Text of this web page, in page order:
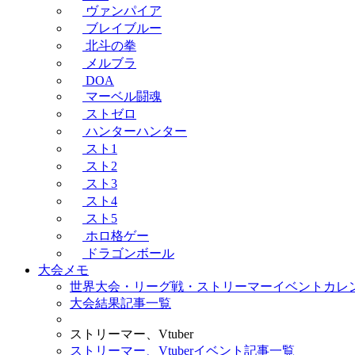
ヴァンパイア
ブレイブルー
北斗の拳
メルブラ
DOA
マーベル闘魂
ストゼロ
ハンターハンター
スト1
スト2
スト3
スト4
スト5
ホロ格ゲー
ドラゴンボール
大会メモ
世界大会・リーグ戦・ストリーマーイベントカレ
大会結果記事一覧
ストリーマー、Vtuber
ストリーマー、Vtuberイベント記事一覧